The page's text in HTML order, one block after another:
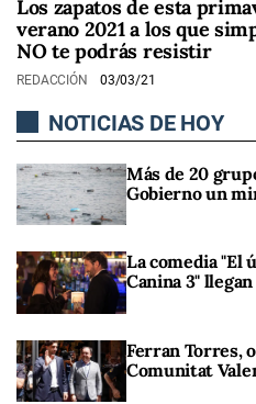
Los zapatos de esta
verano 2021 a los que
NO te podrás resistir
REDACCIÓN 03/03/21
NOTICIAS DE HOY
Más de 20
Gobierno un
La comedia "El
Canina 3"
Ferran Torres,
Comunitat